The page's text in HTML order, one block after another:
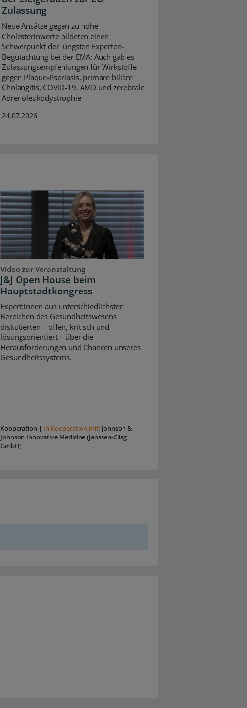
Zulassung
Neue Ansätze gegen zu hohe
Cholesterinwerte bildeten einen
Schwerpunkt der jüngsten Experten-
Begutachtung bei der EMA: Auch gab es
Zulassungsempfehlungen für Wirkstoffe
gegen Plaque-Psoriasis, primäre biliäre
Cholangitis, COVID-19, AMD und zerebrale
Adrenoleukodystrophie.
24.07.2026
Video zur Veranstaltung
J&J Open House beim
Hauptstadtkongress
Expert:innen aus unterschiedlichsten
Bereichen des Gesundheitswesens
diskutierten – offen, kritisch und
lösungsorientiert – über die
Herausforderungen und Chancen unseres
Gesundheitssystems.
Kooperation | In Kooperation mit: Johnson &
Johnson Innovative Medicine (Janssen-Cilag
GmbH)